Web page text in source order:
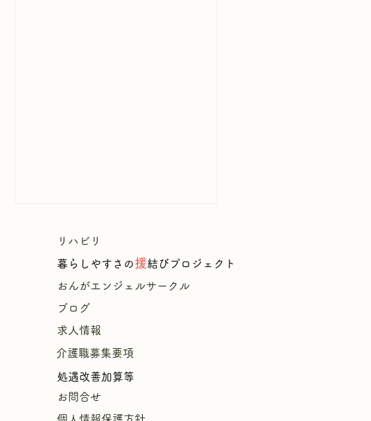
【中庭にひまわりが咲きまし
た！🌻】
リハビリ
暮 らしやすさの援結びプロジェクト
​おんがエンジェルサークル
ブログ
求人情報
お問合せ
処遇改善加算等
介護職募集要項